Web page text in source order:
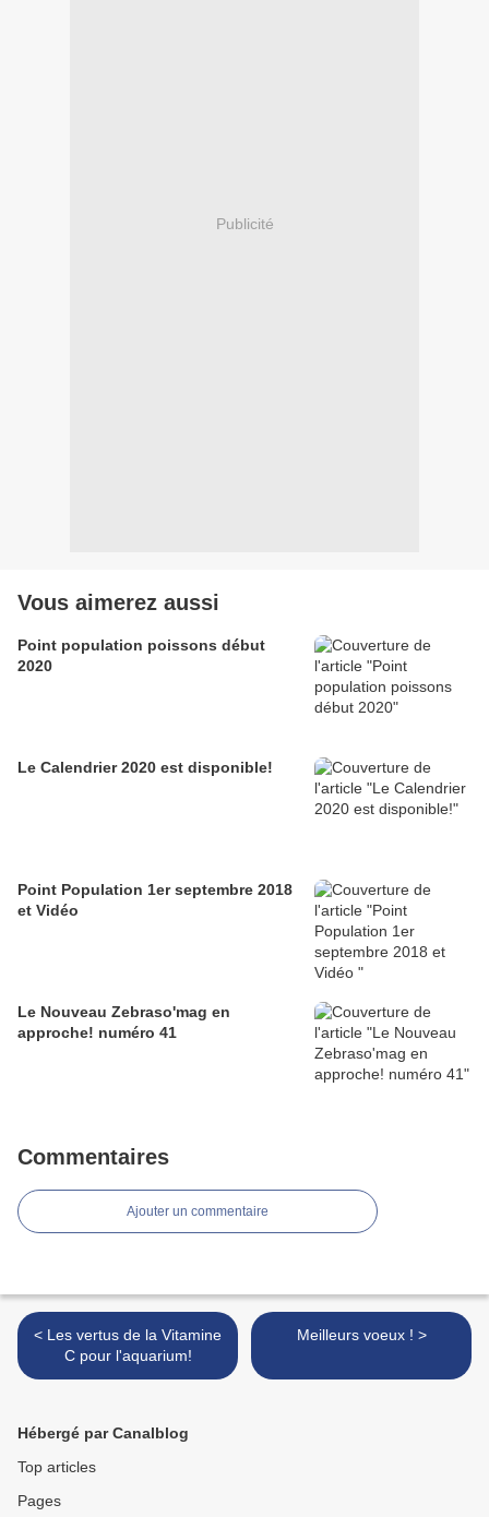
Publicité
Vous aimerez aussi
Point population poissons début
2020
Le Calendrier 2020 est disponible!
Point Population 1er septembre 2018
et Vidéo
Le Nouveau Zebraso'mag en
approche! numéro 41
Commentaires
Ajouter un commentaire
< Les vertus de la Vitamine
C pour l'aquarium!
Meilleurs voeux ! >
Hébergé par Canalblog
Top articles
Pages